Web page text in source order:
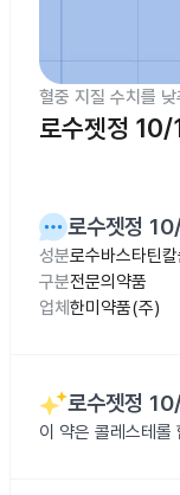
혈중 지질 수치를
로수젯정
로수젯정
성분로수바스타틴
구분전문의약품
업체 한미약품(주)
로수젯정
이 약은 콜레스테롤